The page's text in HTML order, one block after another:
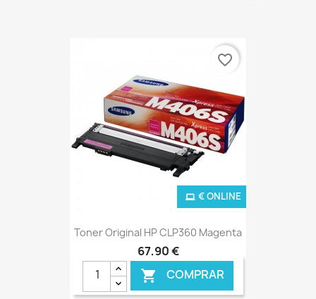
Toner Original HP CLP360 Magenta
67,90 €
 COMPRAR
€ ONLINE
favorite_border